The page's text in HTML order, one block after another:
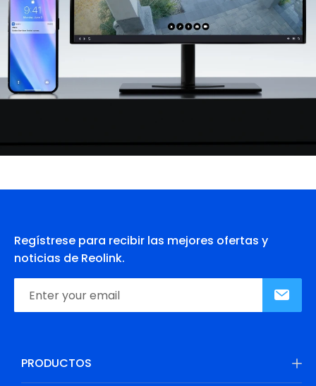
Regístrese para recibir las mejores ofertas y
noticias de Reolink.
PRODUCTOS